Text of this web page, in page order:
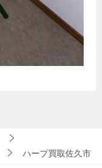
ハープ買取佐久市